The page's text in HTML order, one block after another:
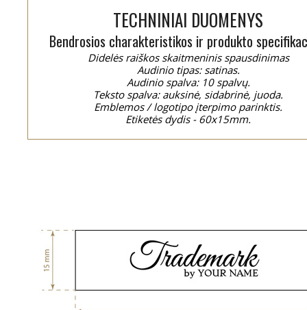
TECHNINIAI DUOMENYS
Bendrosios charakteristikos ir produkto
Didelės raiškos skaitmeninis spausdinimas
Audinio tipas: satinas.
Audinio spalva: 10 spalvų.
Teksto spalva: auksinė, sidabrinė, juoda.
Emblemos / logotipo įterpimo parinktis.
Etiketės dydis - 60x15mm.